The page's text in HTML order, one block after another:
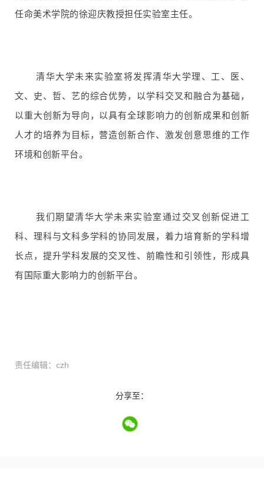
任命美术学院的徐迎庆教授担任实验室主任。
清华大学未来实验室将发挥清华大学理、工、医、
文、史、哲、艺的综合优势，以学科交叉和融合为基础，
以重大创新为导向，以具有全球影响力的创新成果和创新
人才的培养为目标，营造创新合作、激发创意思维的工作
环境和创新平台。
我们期望清华大学未来实验室通过交叉创新促进工
科、理科与文科多学科的协同发展，着力培育新的学科增
长点，提升学科发展的交叉性、前瞻性和引领性，形成具
有国际重大影响力的创新平台。
责任编辑：czh
分享至：